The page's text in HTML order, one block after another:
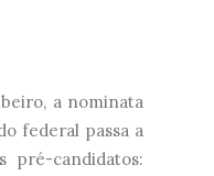
a nominata
federal passa a
pré-candidatos: